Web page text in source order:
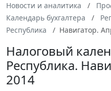
Новости и аналитика
Календарь бухгалтера
Республика
Навигатор.
Налоговый
Республика.
2014